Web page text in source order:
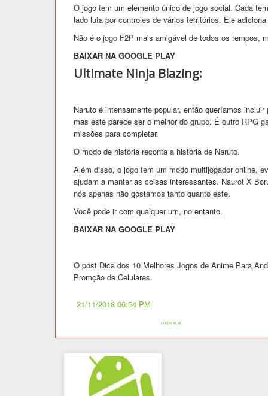
O jogo tem um elemento único de jogo social. Cada
lado luta por controles de vários territórios. Ele
Não é o jogo F2P mais amigável de todos os tempos,
BAIXAR NA GOOGLE PLAY
Ultimate Ninja Blazing:
Naruto é intensamente popular, então queríamos
mas este parece ser o melhor do grupo. É outro RPG
missões para completar.
O modo de história reconta a história de Naruto.
Além disso, o jogo tem um modo multijogador online,
ajudam a manter as coisas interessantes. Naurot X
nós apenas não gostamos tanto quanto este.
Você pode ir com qualquer um, no entanto.
BAIXAR NA GOOGLE PLAY
O post Dica dos 10 Melhores Jogos de Anime Para
Promção de Celulares.
21/11/2018 06:54 PM
«««««